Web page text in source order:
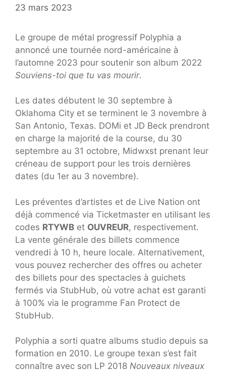
23 mars 2023
Le groupe de métal progressif Polyphia a
annoncé une tournée nord-américaine à
l’automne 2023 pour soutenir son album 2022
Souviens-toi que tu vas mourir.
Les dates débutent le 30 septembre à
Oklahoma City et se terminent le 3 novembre à
San Antonio, Texas. DOMi et JD Beck prendront
en charge la majorité de la course, du 30
septembre au 31 octobre, Midwxst prenant leur
créneau de support pour les trois dernières
dates (du 1er au 3 novembre).
Les préventes d’artistes et de Live Nation ont
déjà commencé via Ticketmaster en utilisant les
codes RTYWB et OUVREUR, respectivement.
La vente générale des billets commence
vendredi à 10 h, heure locale. Alternativement,
vous pouvez rechercher des offres ou acheter
des billets pour des spectacles à guichets
fermés via StubHub, où votre achat est garanti
à 100% via le programme Fan Protect de
StubHub.
Polyphia a sorti quatre albums studio depuis sa
formation en 2010. Le groupe texan s’est fait
connaître avec son LP 2018 Nouveaux niveaux